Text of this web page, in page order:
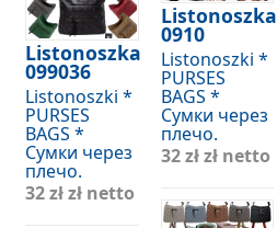
Listonoszka
099036
Listonoszki *
PURSES
BAGS *
Сумки через
плечо.
32 złzł netto
Listonoszka
0910
Listonoszki *
PURSES
BAGS *
Сумки через
плечо.
32 złzł netto